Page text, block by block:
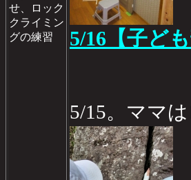
せ、ロック
クライミン
グの練習
5/16【子ど
5/15。ママ